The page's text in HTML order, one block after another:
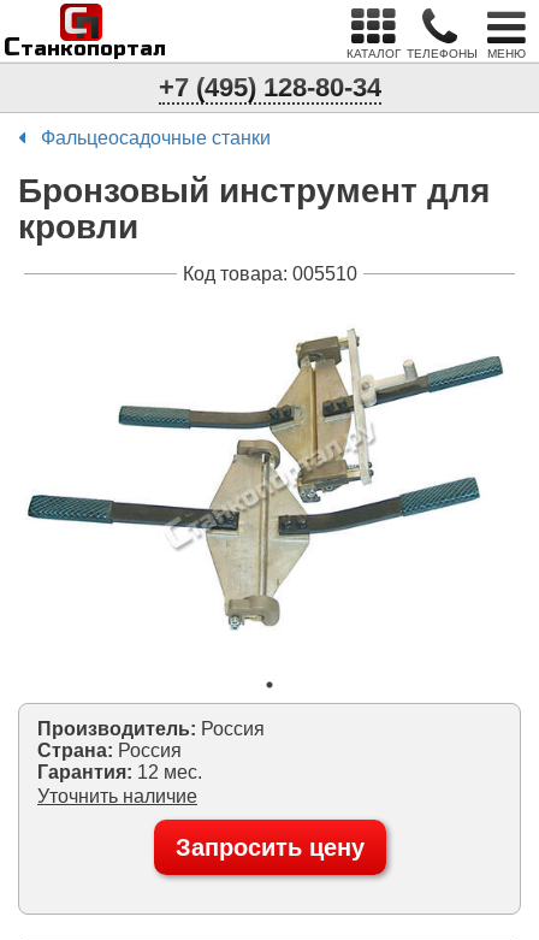
Станкопортал
п
С
КАТАЛОГ ТЕЛЕФОНЫ МЕНЮ
+7 (495) 128-80-34
Фальцеосадочные станки
Бронзовый инструмент для
кровли
Код товара: 005510
Производитель: Россия
Страна: Россия
Гарантия: 12 мес.
Уточнить наличие
Запросить цену